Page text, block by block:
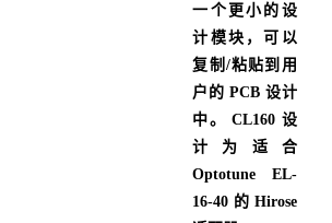
一个更小的设
计模块，可以
复制/粘贴到用
户的 PCB 设计
中。 CL160 设
计为适合
Optotune EL-
16-40 的 Hirose